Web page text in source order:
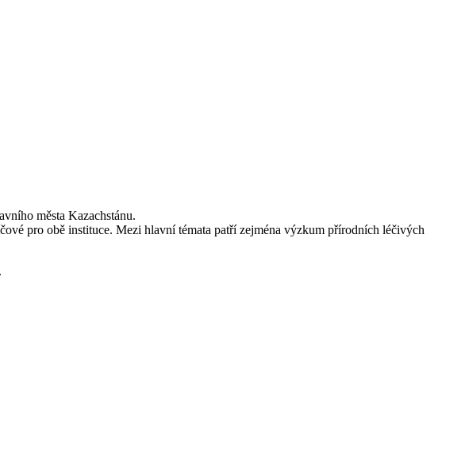
města Kazachstánu.
pro obě instituce. Mezi hlavní témata patří zejména výzkum přírodních léčivých